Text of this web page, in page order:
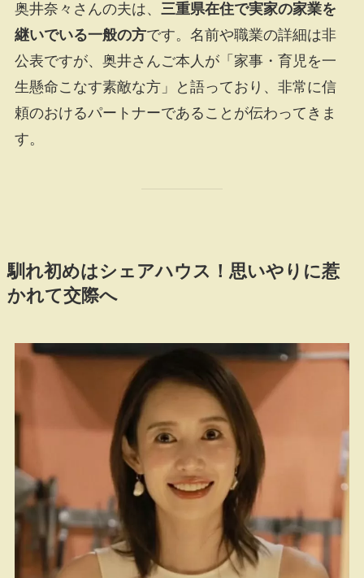
奥井奈々さんの夫は、 三重県在住で実家の家業を
継いでいる一般の方です。名前や職業の詳細は非
公表ですが、奥井さんご本人が「家事・育児を一
生懸命こなす素敵な方」と語っており、非常に信
頼のおけるパートナーであることが伝わってきま
す。
馴れ初めはシェアハウス！思いやりに惹
かれて交際へ